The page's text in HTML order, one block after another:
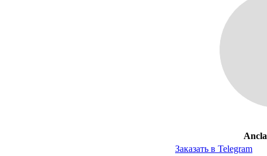
Ancla
Заказать в Telegram